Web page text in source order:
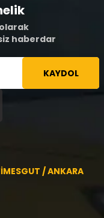
haberdar
KAYDOL
/ ANKARA